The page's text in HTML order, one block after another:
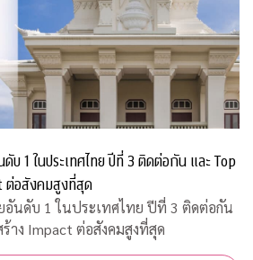
บ 1 ในประเทศไทย ปีที่ 3 ติดต่อกัน และ Top
ต่อสังคมสูงที่สุด
อันดับ 1 ในประเทศไทย ปีที่ 3 ติดต่อกัน
าง Impact ต่อสังคมสูงที่สุด